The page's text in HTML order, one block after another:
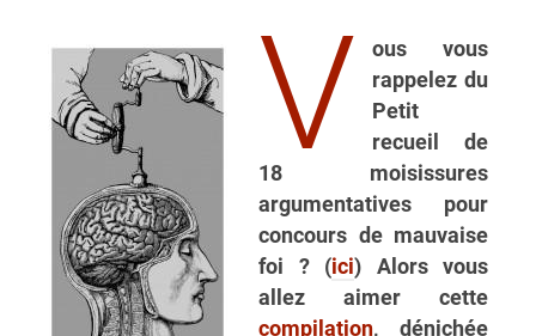
V
ous vous
rappelez du
Petit
recueil de
18 moisissures
argumentatives pour
concours de mauvaise
foi ? (ici) Alors vous
allez aimer cette
compilation, dénichée